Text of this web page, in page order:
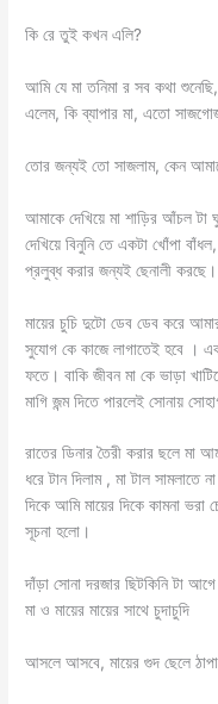
কি রে তুই কখন এলি?
আমি যে মা তনিমা র সব কথা
এলেম, কি ব্যাপার মা, এতো
তোর জন্যই তো সাজলাম, কেন
আমাকে দেখিয়ে মা শাড়ির আঁচল টা
দেখিয়ে বিনুনি তে একটা খোঁপা
প্রলুব্ধ করার জন্যই ছেনালী করছে।
মায়ের চুচি দুটো ডেব ডেব করে
সুযোগ কে কাজে লাগাতেই হবে ।
ফতে। বাকি জীবন মা কে ভাড়া
মাগি জন্ম দিতে পারলেই সোনায়
রাতের ডিনার তৈরী করার ছলে মা
ধরে টান দিলাম , মা টাল
দিকে আমি মায়ের দিকে কামনা ভরা
সূচনা হলো।
দাঁড়া সোনা দরজার ছিটকিনি টা
মা ও মায়ের মায়ের সাথে চুদাচুদি
আসলে আসবে, মায়ের গুদ ছেলে